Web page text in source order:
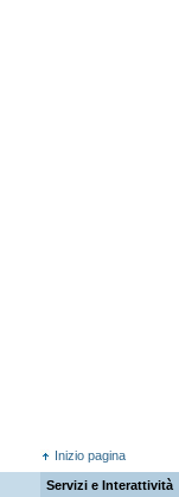
Inizio pagina
Servizi e Interattività